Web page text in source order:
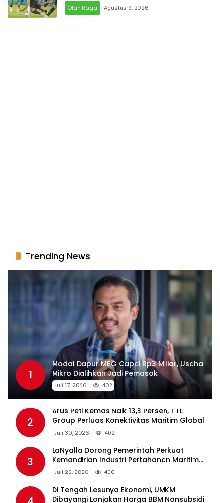
Olah Raga Agustus 9, 2026
1
Modal Dapur MBG Capai Rp3 Miliar, Usaha
Mikro Dialihkan Jadi Pemasok
Juli 17, 2026 402
2
Arus Peti Kemas Naik 13,3 Persen, TTL
Group Perluas Konektivitas Maritim Global
Juli 30, 2026 402
3
LaNyalla Dorong Pemerintah Perkuat
Kemandirian Industri Pertahanan Maritim
Lewat PT PAL
Juli 29, 2026 400
4
Di Tengah Lesunya Ekonomi, UMKM
Juni 16, 2026 399
5
Dugaan Penjualan LKS di Lamongan
Pendidikan Bertindak Tegas.
Juni 17, 2026 399